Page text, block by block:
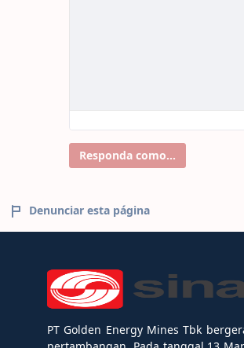
Responda como...
Denunciar esta página
PT Golden Energy Mines Tbk